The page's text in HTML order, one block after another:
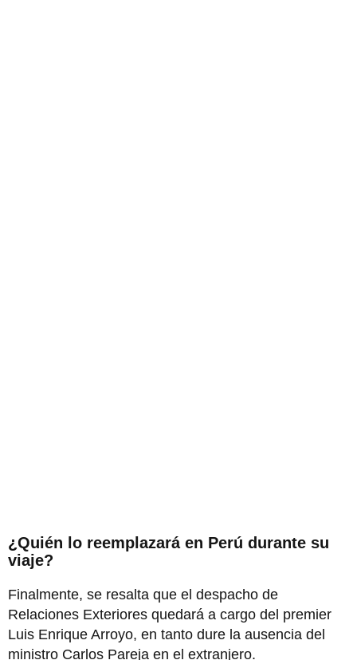
¿Quién lo reemplazará en Perú durante su
viaje?
Finalmente, se resalta que el despacho de
Relaciones Exteriores quedará a cargo del premier
Luis Enrique Arroyo, en tanto dure la ausencia del
ministro Carlos Pareja en el extranjero.